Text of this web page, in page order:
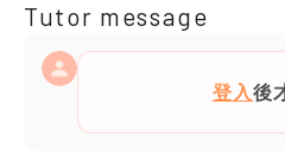
Tutor message
登入後